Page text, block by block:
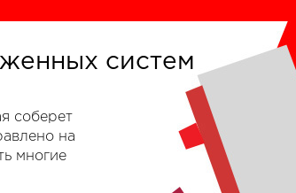
систем
соберет
на
многие